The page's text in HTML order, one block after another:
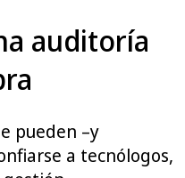
auditoría
pueden –y
a tecnólogos,